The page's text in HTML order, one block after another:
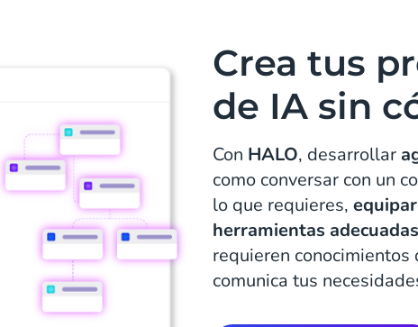
Crea tus
de IA sin
Con HALO, desarrollar
como conversar con un
lo que requieres,
herramientas adecuadas
requieren
comunica tus